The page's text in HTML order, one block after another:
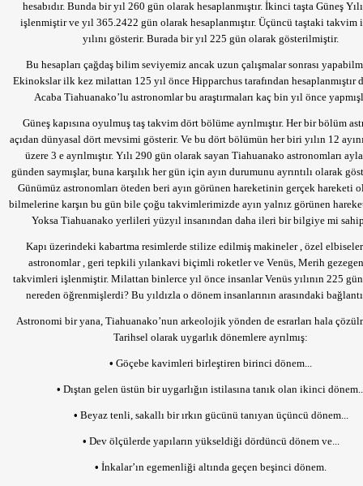
hesabıdır. Bunda bir yıl 260 gün olarak hesaplanmıştır. İkinci taşta Güneş
işlenmiştir ve yıl 365.2422 gün olarak hesaplanmıştır. Üçüncü taştaki takvim
yılını gösterir. Burada bir yıl 225 gün olarak gösterilmiştir.
Bu hesapları çağdaş bilim seviyemiz ancak uzun çalışmalar sonrası
Ekinokslar ilk kez milattan 125 yıl önce Hipparchus tarafından hesaplanmıştır
Acaba Tiahuanako’lu astronomlar bu araştırmaları kaç bin yıl önce
Güneş kapısına oyulmuş taş takvim dört bölüme ayrılmıştır. Her bir bölüm
açıdan dünyasal dört mevsimi gösterir. Ve bu dört bölümün her biri yılın 12
üzere 3 e ayrılmıştır. Yılı 290 gün olarak sayan Tiahuanako astronomları
günden saymışlar, buna karşılık her gün için ayın durumunu ayrıntılı olarak
Günümüz astronomları öteden beri ayın görünen hareketinin gerçek hareketi
bilmelerine karşın bu gün bile çoğu takvimlerimizde ayın yalnız görünen
Yoksa Tiahuanako yerlileri yüzyıl insanından daha ileri bir bilgiye mi
Kapı üzerindeki kabartma resimlerde stilize edilmiş makineler , özel
astronomlar , geri tepkili yılankavi biçimli roketler ve Venüs, Merih
takvimleri işlenmiştir. Milattan binlerce yıl önce insanlar Venüs yılının 225
nereden öğrenmişlerdi? Bu yıldızla o dönem insanlarının arasındaki
Astronomi bir yana, Tiahuanako’nun arkeolojik yönden de esrarları hala
Tarihsel olarak uygarlık dönemlere ayrılmış:
• Göçebe kavimleri birleştiren birinci dönem...
• Dıştan gelen üstün bir uygarlığın istilasına tanık olan ikinci
• Beyaz tenli, sakallı bir ırkın gücünü tanıyan üçüncü dönem...
• Dev ölçülerde yapıların yükseldiği dördüncü dönem ve...
• İnkalar’ın egemenliği altında geçen beşinci dönem.